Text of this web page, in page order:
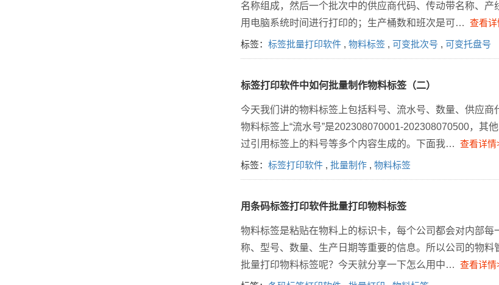
名称组成，然后一个批次中的供应商代码、传动带名称、
用电脑系统时间进行打印的；生产桶数和班次是可… 查看详
标签： 标签批量打印软件, 物料标签, 可变批次号 , 可变托盘号
标签打印软件中如何批量制作物料标签（二）
今天我们讲的物料标签上包括料号、流水号、数量、供应
物料标签上“流水号”是202308070001-202308070500，其
过引用标签上的料号等多个内容生成的。下面我… 查看详情
标签： 标签打印软件, 批量制作, 物料标签
用条码标签打印软件批量打印物料标签
物料标签是粘贴在物料上的标识卡，每个公司都会对内部
称、型号、数量、生产日期等重要的信息。所以公司的物
批量打印物料标签呢？今天就分享一下怎么用中… 查看详情